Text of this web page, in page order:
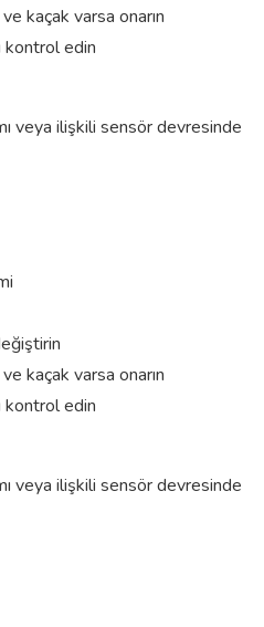
kaçak varsa onarın
kontrol edin
veya ilişkili sensör devresinde
kaçak varsa onarın
kontrol edin
veya ilişkili sensör devresinde